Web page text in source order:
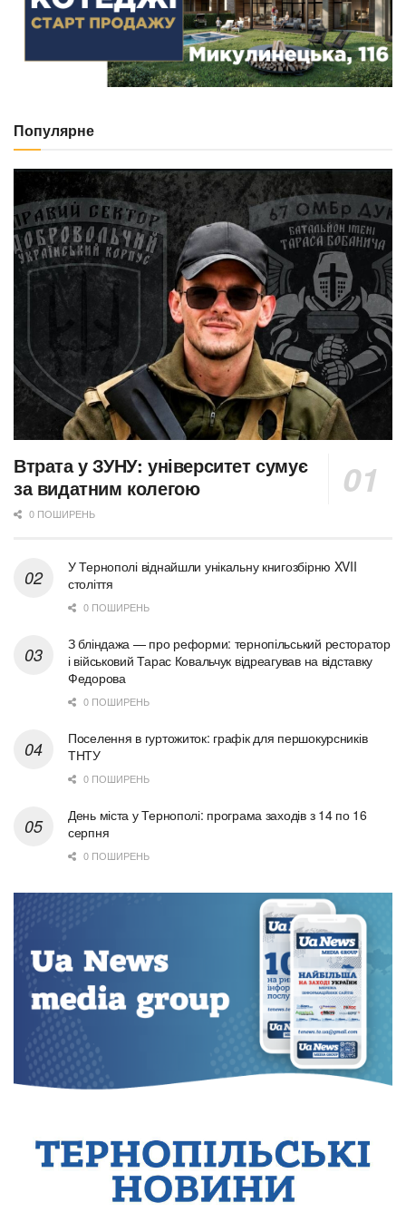
Популярне
Втрата у ЗУНУ: університет сумує
за видатним колегою
0 ПОШИРЕНЬ
У Тернополі віднайшли унікальну книгозбірню XVII
століття
0 ПОШИРЕНЬ
З бліндажа — про реформи: тернопільський ресторатор
і військовий Тарас Ковальчук відреагував на відставку
Федорова
0 ПОШИРЕНЬ
Поселення в гуртожиток: графік для першокурсників
ТНТУ
0 ПОШИРЕНЬ
День міста у Тернополі: програма заходів з 14 по 16
серпня
0 ПОШИРЕНЬ